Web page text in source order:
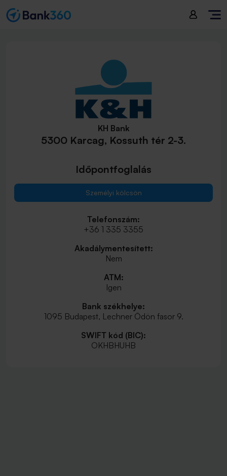
KH Bank
5300 Karcag, Kossuth tér 2-3.
Időpontfoglalás
Személyi kölcsön
Telefonszám:
+36 1 335 3355
Akadálymentesített:
Nem
ATM:
Igen
Bank székhelye:
1095 Budapest, Lechner Ödön fasor 9.
SWIFT kód (BIC):
OKHBHUHB